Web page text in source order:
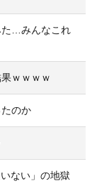
た…みんなこれ
ｗｗｗｗ
のか
ない」の地獄